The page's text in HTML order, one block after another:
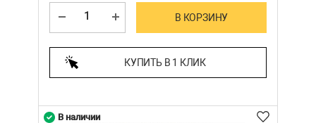
В КОРЗИНУ
КУПИТЬ В 1 КЛИК
В наличии